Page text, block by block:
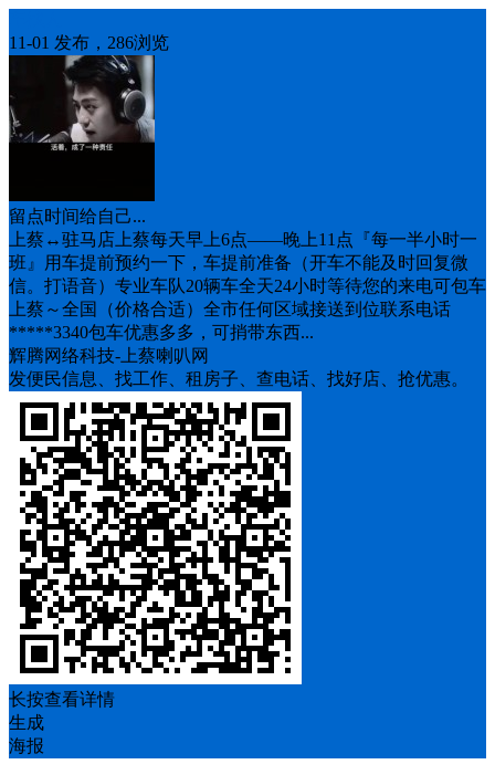
11-01 发布，286浏览
留点时间给自己...
上蔡↔️驻马店上蔡每天早上6点——晚上11点『每一半小时一
班』用车提前预约一下，车提前准备（开车不能及时回复微
信。打语音）专业车队20辆车全天24小时等待您的来电可包车
上蔡～全国（价格合适）全市任何区域接送到位联系电话
*****3340包车优惠多多，可捎带东西...
辉腾网络科技-上蔡喇叭网
发便民信息、找工作、租房子、查电话、找好店、抢优惠。
长按查看详情
生成
海报